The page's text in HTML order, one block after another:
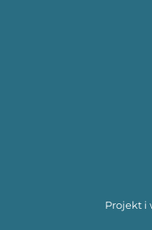
Projekt i